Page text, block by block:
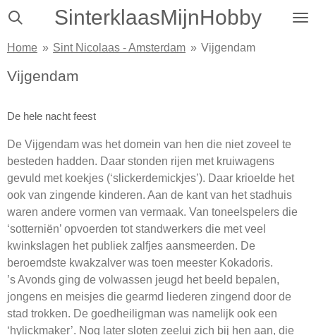
Ga
naar
hoofdinhoud
SinterklaasMijnHobby
Home » Sint Nicolaas - Amsterdam » Vijgendam
Vijgendam
De hele nacht feest
De Vijgendam was het domein van hen die niet zoveel te
besteden hadden. Daar stonden rijen met kruiwagens
gevuld met koekjes (‘slickerdemickjes’). Daar krioelde het
ook van zingende kinderen. Aan de kant van het stadhuis
waren andere vormen van vermaak. Van toneelspelers die
‘sotterniën’ opvoerden tot standwerkers die met veel
kwinkslagen het publiek zalfjes aansmeerden. De
beroemdste kwakzalver was toen meester Kokadoris.
’s Avonds ging de volwassen jeugd het beeld bepalen,
jongens en meisjes die gearmd liederen zingend door de
stad trokken. De goedheiligman was namelijk ook een
‘hylickmaker’. Nog later sloten zeelui zich bij hen aan, die